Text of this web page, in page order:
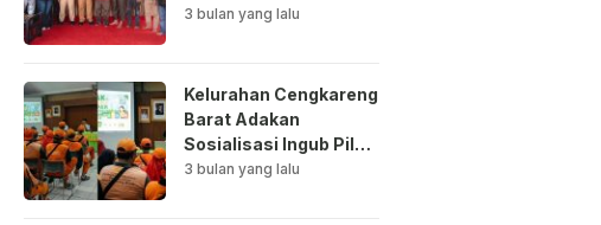
Lingkungan di Bale
3 bulan yang lalu
Kelurahan Cengkareng
Barat Adakan
Sosialisasi Ingub Pilah
Sampah Kepada PPSU
3 bulan yang lalu